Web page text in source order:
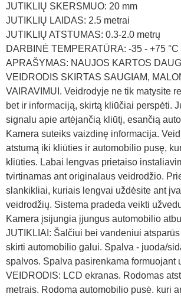
JUTIKLIŲ SKERSMUO: 20 mm
JUTIKLIŲ LAIDAS: 2.5 metrai
JUTIKLIŲ ATSTUMAS: 0.3-2.0 metrų
DARBINĖ TEMPERATŪRA: -35 - +75 °C
APRAŠYMAS: NAUJOS KARTOS
VEIDRODIS SKIRTAS SAUGIAM,
VAIRAVIMUI. Veidrodyje ne tik matysite
bet ir informaciją, skirtą kliūčiai perspėti.
signalu apie artėjančią kliūtį, esančią
Kamera suteiks vaizdinę informacija.
atstumą iki kliūties ir automobilio pusę,
kliūties. Labai lengvas prietaiso
tvirtinamas ant originalaus veidrodžio.
slankikliai, kuriais lengvai uždėsite ant
veidrodžių. Sistema pradeda veikti
Kamera įsijungia įjungus automobilio
JUTIKLIAI: Šalčiui bei vandeniui
skirti automobilio galui. Spalva - juoda/
spalvos. Spalva pasirenkama formuojant
VEIDRODIS: LCD ekranas. Rodomas
metrais. Rodoma automobilio pusė. kuri